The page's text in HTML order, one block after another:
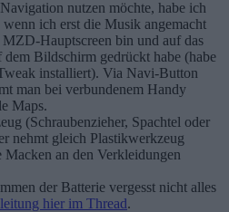
nutzen möchte, habe ich
ich erst die Musik angemacht
Hauptscreen bin und auf das
Bildschirm gedrückt habe (habe
installiert). Via Navi-Button
man bei verbundenem Handy
Maps.
(Schraubenzieher, Spachtel oder
nehmt gleich Plastikwerkzeug
Macken an den Verkleidungen
der Batterie vergesst nicht alles
hier im Thread.